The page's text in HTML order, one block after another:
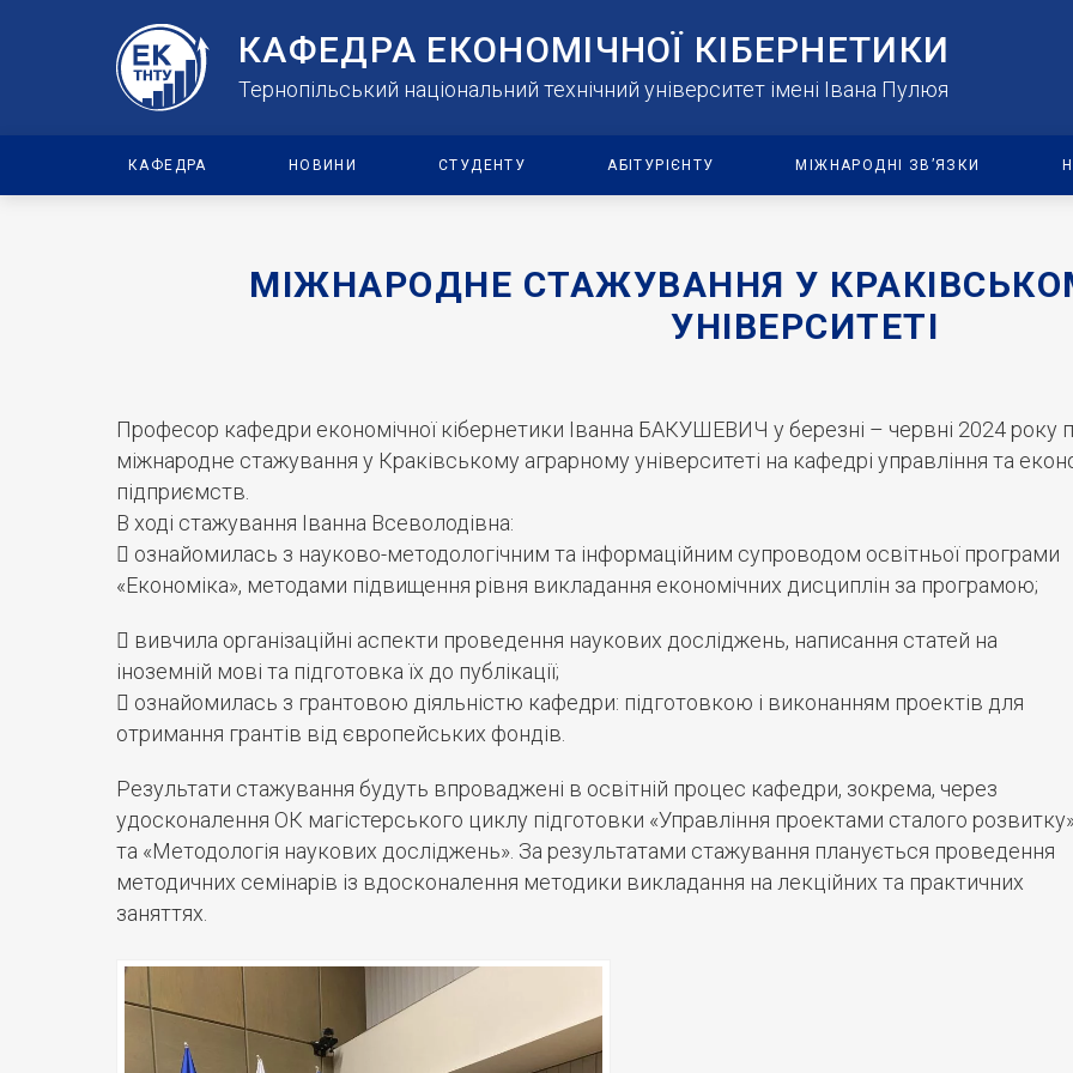
КАФЕДРА ЕКОНОМІЧНОЇ КІБЕРНЕТИКИ
Тернопільський національний технічний університет імені Івана Пулюя
КАФЕДРА НОВИНИ СТУДЕНТУ АБІТУРІЄНТУ МІЖНАРОДНІ ЗВ’ЯЗКИ
МІЖНАРОДНЕ СТАЖУВАННЯ У
УНІВЕРСИТЕТІ
Професор кафедри економічної кібернетики Іванна БАКУШЕВИЧ у березні – червні 2024 року
міжнародне стажування у Краківському аграрному університеті на кафедрі управління та
підприємств.
В ході стажування Іванна Всеволодівна:
 ознайомилась з науково-методологічним та інформаційним супроводом освітньої програми
«Економіка», методами підвищення рівня викладання економічних дисциплін за програмою;
 вивчила організаційні аспекти проведення наукових досліджень, написання статей на
іноземній мові та підготовка їх до публікації;
 ознайомилась з грантовою діяльністю кафедри: підготовкою і виконанням проектів для
отримання грантів від європейських фондів.
Результати стажування будуть впроваджені в освітній процес кафедри, зокрема, через
удосконалення ОК магістерського циклу підготовки «Управління проектами сталого
та «Методологія наукових досліджень». За результатами стажування планується проведення
методичних семінарів із вдосконалення методики викладання на лекційних та практичних
заняттях.